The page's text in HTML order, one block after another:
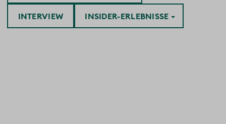
INSIDER-ERLEBNISSE
INTERVIEW